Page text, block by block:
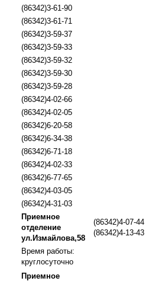
(86342)3-61-90
(86342)3-61-71
(86342)3-59-37
(86342)3-59-33
(86342)3-59-32
(86342)3-59-30
(86342)3-59-28
(86342)4-02-66
(86342)4-02-05
(86342)6-20-58
(86342)6-34-38
(86342)6-71-18
(86342)4-02-33
(86342)6-77-65
(86342)4-03-05
(86342)4-31-03
Приемное
отделение
ул.Измайлова,58
(86342)4-07-44
(86342)4-13-43
Время работы:
круглосуточно
Приемное